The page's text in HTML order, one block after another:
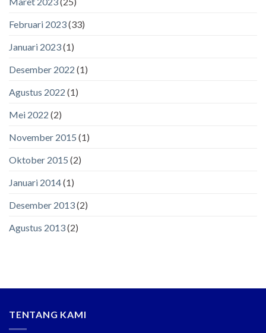
Februari 2023(33)
Januari 2023(1)
Desember 2022 (1)
Agustus 2022 (1)
Mei 2022 (2)
November 2015 (1)
Oktober 2015 (2)
Januari 2014(1)
Desember 2013(2)
Agustus 2013(2)
TENTANG KAMI